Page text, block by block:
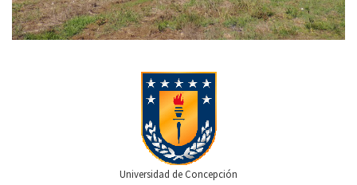
Universidad de Concepción